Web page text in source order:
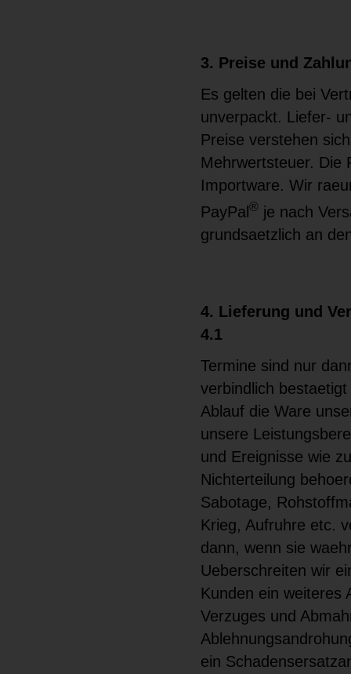
3. Preise und
Es gelten die bei
unverpackt. Liefer-
Preise verstehen
Mehrwertsteuer. Die
Importware. Wir
PayPal® je nach
grundsaetzlich an
4. Lieferung und
4.1
Termine sind nur
verbindlich
Ablauf die Ware
unsere
und Ereignisse wie
Nichterteilung
Sabotage,
Krieg, Aufruhre etc.
dann, wenn sie
Ueberschreiten wir
Kunden ein weiteres
Verzuges und
ein